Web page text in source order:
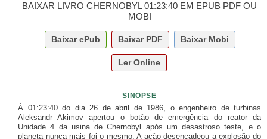
BAIXAR LIVRO CHERNOBYL 01:23:40 EM EPUB PDF OU
MOBI
Baixar ePub Baixar PDF Baixar Mobi
Ler Online
SINOPSE
À 01:23:40 do dia 26 de abril de 1986, o engenheiro de turbinas
Aleksandr Akimov apertou o botão de emergência do reator da
Unidade 4 da usina de Chernobyl após um desastroso teste, e o
planeta nunca mais foi o mesmo. A ação desencadeou a explosão do